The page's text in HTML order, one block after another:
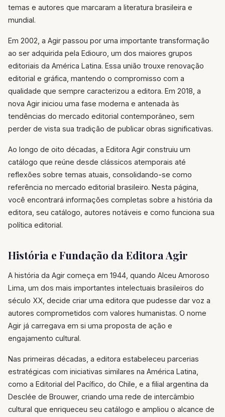
temas e autores que marcaram a literatura brasileira e
mundial.
Em 2002, a Agir passou por uma importante transformação
ao ser adquirida pela Ediouro, um dos maiores grupos
editoriais da América Latina. Essa união trouxe renovação
editorial e gráfica, mantendo o compromisso com a
qualidade que sempre caracterizou a editora. Em 2018, a
nova Agir iniciou uma fase moderna e antenada às
tendências do mercado editorial contemporâneo, sem
perder de vista sua tradição de publicar obras significativas.
Ao longo de oito décadas, a Editora Agir construiu um
catálogo que reúne desde clássicos atemporais até
reflexões sobre temas atuais, consolidando-se como
referência no mercado editorial brasileiro. Nesta página,
você encontrará informações completas sobre a história da
editora, seu catálogo, autores notáveis e como funciona sua
política editorial.
História e Fundação da Editora Agir
A história da Agir começa em 1944, quando Alceu Amoroso
Lima, um dos mais importantes intelectuais brasileiros do
século XX, decide criar uma editora que pudesse dar voz a
autores comprometidos com valores humanistas. O nome
Agir já carregava em si uma proposta de ação e
engajamento cultural.
Nas primeiras décadas, a editora estabeleceu parcerias
estratégicas com iniciativas similares na América Latina,
como a Editorial del Pacífico, do Chile, e a filial argentina da
Desclée de Brouwer, criando uma rede de intercâmbio
cultural que enriqueceu seu catálogo e ampliou o alcance de